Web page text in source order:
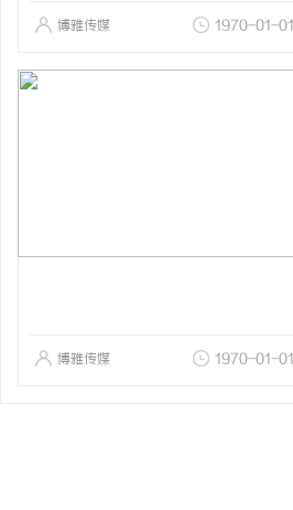
博雅传媒 1970-01-01
博雅传媒 1970-01-01